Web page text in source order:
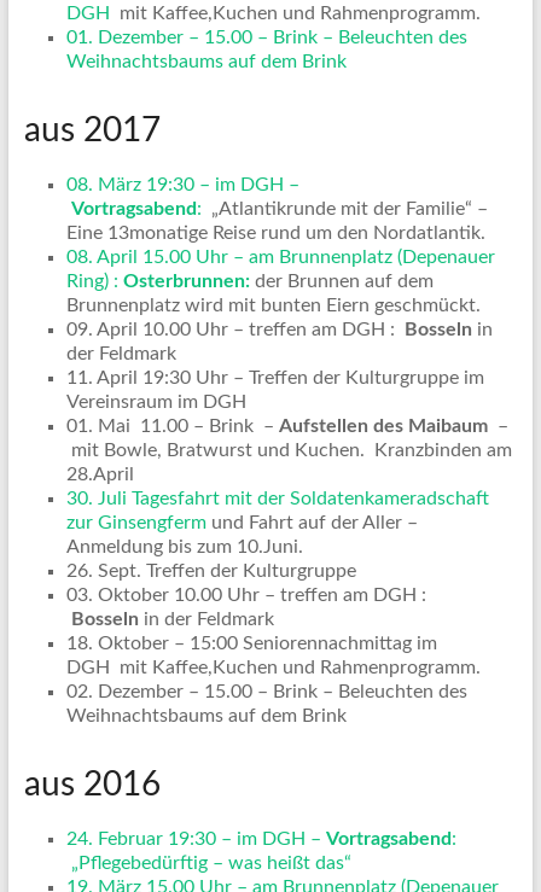
DGH
mit Kaffee,Kuchen und Rahmenprogramm.
01. Dezember – 15.00 – Brink – Beleuchten des
Weihnachtsbaums auf dem Brink
aus 2017
08. März 19:30 – im DGH –
Vortragsabend: „Atlantikrunde mit der Familie“ –
Eine 13monatige Reise rund um den Nordatlantik.
08. April 15.00 Uhr – am Brunnenplatz (Depenauer
Ring) : Osterbrunnen: der Brunnen auf dem
Brunnenplatz wird mit bunten Eiern geschmückt.
09. April 10.00 Uhr – treffen am DGH :
Bosseln in
der Feldmark
11. April 19:30 Uhr – Treffen der Kulturgruppe im
Vereinsraum im DGH
01. Mai 11.00 – Brink – Aufstellen des Maibaum–
mit Bowle, Bratwurst und Kuchen. Kranzbinden am
28.April
30. Juli Tagesfahrt mit der Soldatenkameradschaft
zur Ginsengfermund Fahrt auf der Aller –
Anmeldung bis zum 10.Juni.
26. Sept. Treffen der Kulturgruppe
03. Oktober 10.00 Uhr – treffen am DGH :
Bosseln in der Feldmark
18. Oktober – 15:00 Seniorennachmittag im
DGH mit Kaffee,Kuchen und Rahmenprogramm.
02. Dezember – 15.00 – Brink – Beleuchten des
Weihnachtsbaums auf dem Brink
aus 2016
24. Februar 19:30 – im DGH – Vortragsabend:
„Pflegebedürftig – was heißt das“
19. März 15.00 Uhr – am Brunnenplatz (Depenauer